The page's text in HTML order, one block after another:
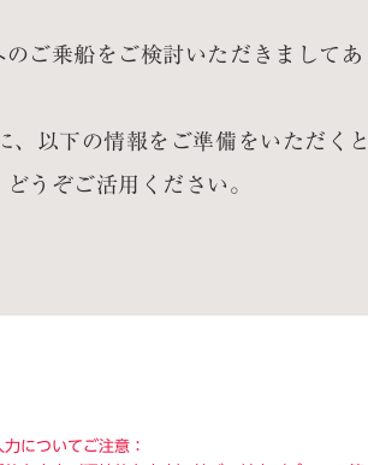
ご乗船をご検討いただきまして
、以下の情報をご準備をいただく
うぞご活用ください。
力についてご注意：